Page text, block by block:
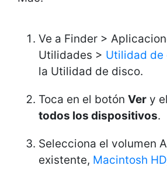
Ve a Finder >
Utilidades > Utilidad de
la Utilidad de disco.
Toca en el botón Ver y
todos los dispositivos.
Selecciona el volumen
existente, Macintosh HD